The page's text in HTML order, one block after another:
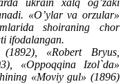
ukrain xalq og’zaki
«O’ylar va orzular»
shoiraning chor
ifodalangan.
«Robert Bryus,
«Oppoqqina Izol`da»
«Moviy gul» (1896)